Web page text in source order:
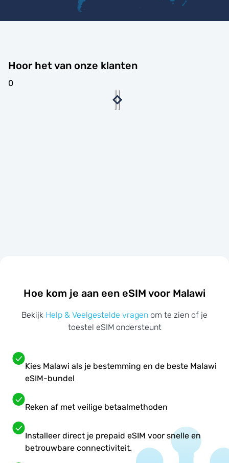
Hoor het van onze klanten
0
Hoe kom je aan een eSIM voor Malawi
Bekijk Help & Veelgestelde vragen om te zien of je
toestel eSIM ondersteunt
Kies Malawi als je bestemming en de beste Malawi
eSIM-bundel
Reken af met veilige betaalmethoden
Installeer direct je prepaid eSIM voor snelle en
betrouwbare connectiviteit.